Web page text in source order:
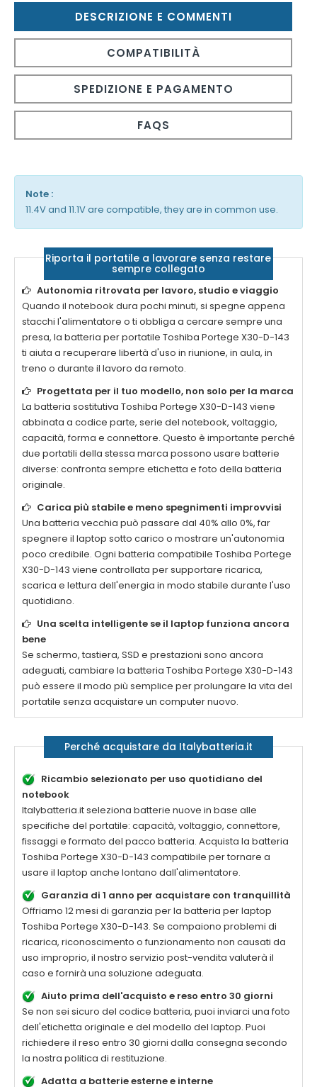
DESCRIZIONE E COMMENTI
COMPATIBILITÀ
SPEDIZIONE E PAGAMENTO
FAQS
Note :
11.4V and 11.1V are compatible, they are in common use.
Riporta il portatile a lavorare senza restare
sempre collegato
Autonomia ritrovata per lavoro, studio e viaggio
Quando il notebook dura pochi minuti, si spegne appena
stacchi l'alimentatore o ti obbliga a cercare sempre una
presa, la batteria per portatile Toshiba Portege X30-D-143
ti aiuta a recuperare libertà d'uso in riunione, in aula, in
treno o durante il lavoro da remoto.
Progettata per il tuo modello, non solo per la marca
La batteria sostitutiva Toshiba Portege X30-D-143 viene
abbinata a codice parte, serie del notebook, voltaggio,
capacità, forma e connettore. Questo è importante perché
due portatili della stessa marca possono usare batterie
diverse: confronta sempre etichetta e foto della batteria
originale.
Carica più stabile e meno spegnimenti improvvisi
Una batteria vecchia può passare dal 40% allo 0%, far
spegnere il laptop sotto carico o mostrare un'autonomia
poco credibile. Ogni batteria compatibile Toshiba Portege
X30-D-143 viene controllata per supportare ricarica,
scarica e lettura dell'energia in modo stabile durante l'uso
quotidiano.
Una scelta intelligente se il laptop funziona ancora
bene
Se schermo, tastiera, SSD e prestazioni sono ancora
adeguati, cambiare la batteria Toshiba Portege X30-D-143
può essere il modo più semplice per prolungare la vita del
portatile senza acquistare un computer nuovo.
Perché acquistare da Italybatteria.it
Ricambio selezionato per uso quotidiano del
notebook
Italybatteria.it seleziona batterie nuove in base alle
specifiche del portatile: capacità, voltaggio, connettore,
fissaggi e formato del pacco batteria. Acquista la batteria
Toshiba Portege X30-D-143 compatibile per tornare a
usare il laptop anche lontano dall'alimentatore.
Garanzia di 1 anno per acquistare con tranquillità
Offriamo 12 mesi di garanzia per la batteria per laptop
Toshiba Portege X30-D-143. Se compaiono problemi di
ricarica, riconoscimento o funzionamento non causati da
uso improprio, il nostro servizio post-vendita valuterà il
caso e fornirà una soluzione adeguata.
Aiuto prima dell'acquisto e reso entro 30 giorni
Se non sei sicuro del codice batteria, puoi inviarci una foto
dell'etichetta originale e del modello del laptop. Puoi
richiedere il reso entro 30 giorni dalla consegna secondo
la nostra politica di restituzione.
Adatta a batterie esterne e interne